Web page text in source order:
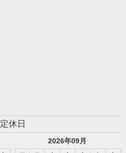
定休日
2026年09月